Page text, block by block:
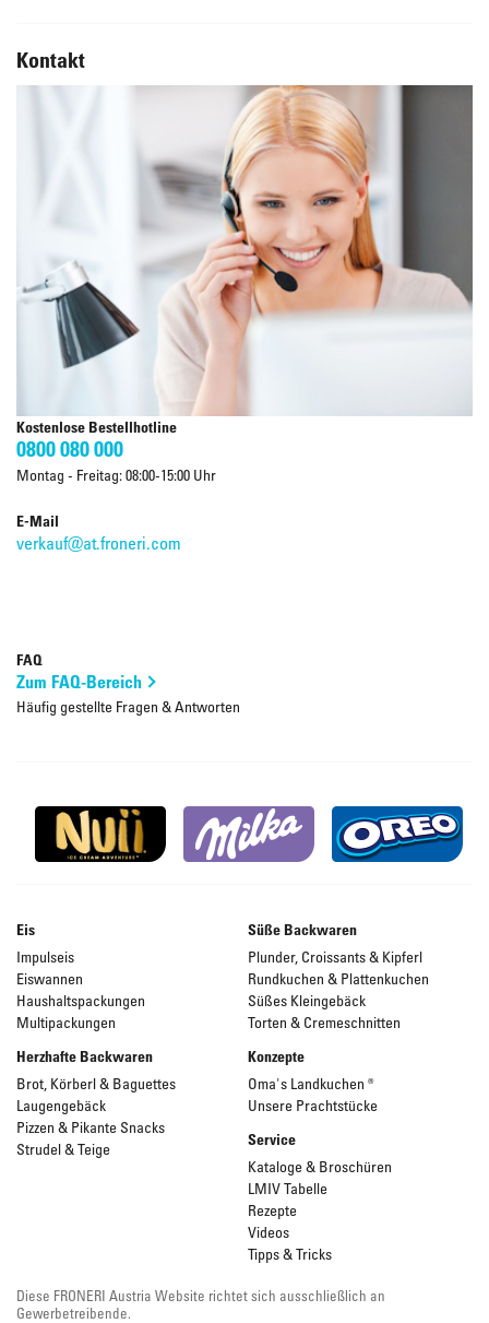
Kontakt
Kostenlose Bestellhotline
0800 080 000
Montag - Freitag: 08:00-15:00 Uhr
E-Mail
verkauf@at.froneri.com
FAQ
Zum FAQ-Bereich
Häufig gestellte Fragen & Antworten
Eis
Impulseis
Eiswannen
Haushaltspackungen
Multipackungen
Süße Backwaren
Plunder, Croissants & Kipferl
Rundkuchen & Plattenkuchen
Süßes Kleingebäck
Torten & Cremeschnitten
Herzhafte Backwaren
Brot, Körberl & Baguettes
Laugengebäck
Pizzen & Pikante Snacks
Strudel & Teige
Konzepte
Oma's Landkuchen ®
Unsere Prachtstücke
Service
Kataloge & Broschüren
LMIV Tabelle
Rezepte
Videos
Tipps & Tricks
Diese FRONERI Austria Website richtet sich ausschließlich an
Gewerbetreibende.